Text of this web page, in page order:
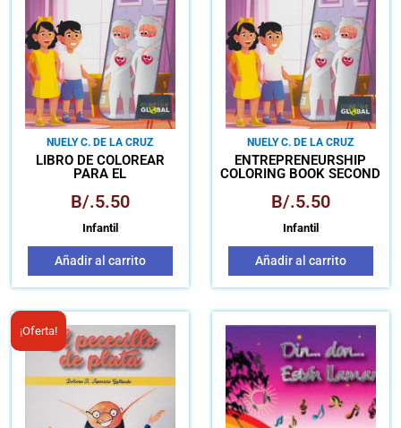
NUELY C. DE LA CRUZ
LIBRO DE COLOREAR
PARA EL
SEGUNDA EDICIÓN -
B/.5.50
Infantil
Añadir al carrito
NUELY C. DE LA CRUZ
ENTREPRENEURSHIP
COLORING BOOK SECOND
B/.5.50
Infantil
Añadir al carrito
¡Oferta!
El
precio
original
era:
B/.8.00.
El
precio
es:
B/.6.00.